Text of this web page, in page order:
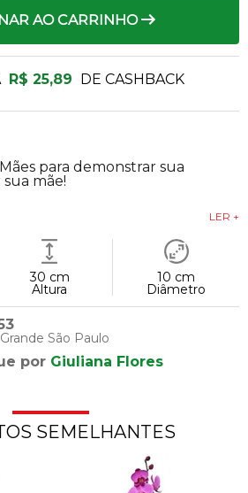
para demonstrar sua
mãe!
LER +
30 cm
Altura
10 cm
Diâmetro
São Paulo
por Giuliana Flores
R$ 25,89 DE CASHBACK
AO CARRINHO
SEMELHANTES